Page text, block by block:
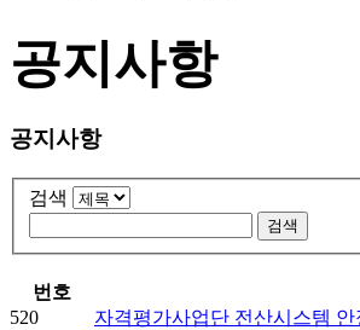
공지사항
공지사항
검색
번호
520
자격평가사업단 전산시스템